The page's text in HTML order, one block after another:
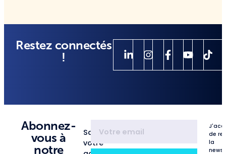
Restez connectés
!
Abonnez-
vous à
notre
Saisissez
votre
de
la